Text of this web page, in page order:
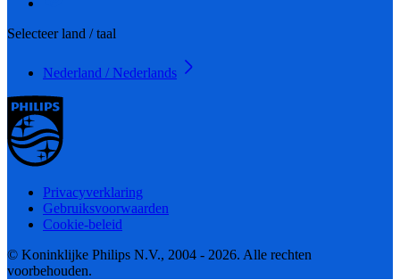
Selecteer land / taal
Nederland / Nederlands
Privacyverklaring
Gebruiksvoorwaarden
Cookie-beleid
© Koninklijke Philips N.V., 2004 - 2026. Alle rechten
voorbehouden.